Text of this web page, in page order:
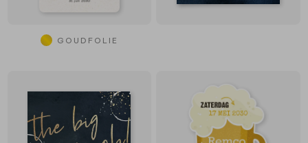
GOUDFOLIE